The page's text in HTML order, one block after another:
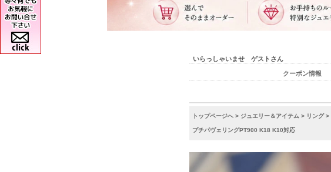
いらっしゃいませ ゲストさん
クーポン情報
トップページへ > ジュエリー＆アイテム > リング>
プチパヴェリングPT900 K18 K10対応